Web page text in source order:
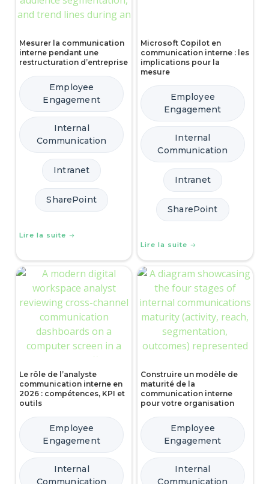
Mesurer la communication
interne pendant une
restructuration d’entreprise
Employee
Engagement
Internal
Communication
Intranet
SharePoint
Lire la suite
Microsoft Copilot en
communication interne : les
implications pour la
mesure
Employee
Engagement
Internal
Communication
Intranet
SharePoint
Lire la suite
Le rôle de l’analyste
communication interne en
2026 : compétences, KPI et
outils
Employee
Engagement
Internal
Communication
Construire un modèle de
maturité de la
communication interne
pour votre organisation
Employee
Engagement
Internal
Communication